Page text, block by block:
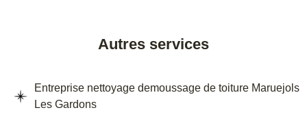
Autres services
Entreprise nettoyage demoussage de toiture Maruejols
Les Gardons